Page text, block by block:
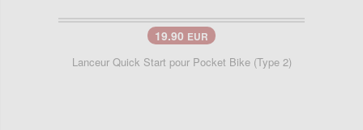
19.90 EUR
Lanceur Quick Start pour Pocket Bike (Type 2)